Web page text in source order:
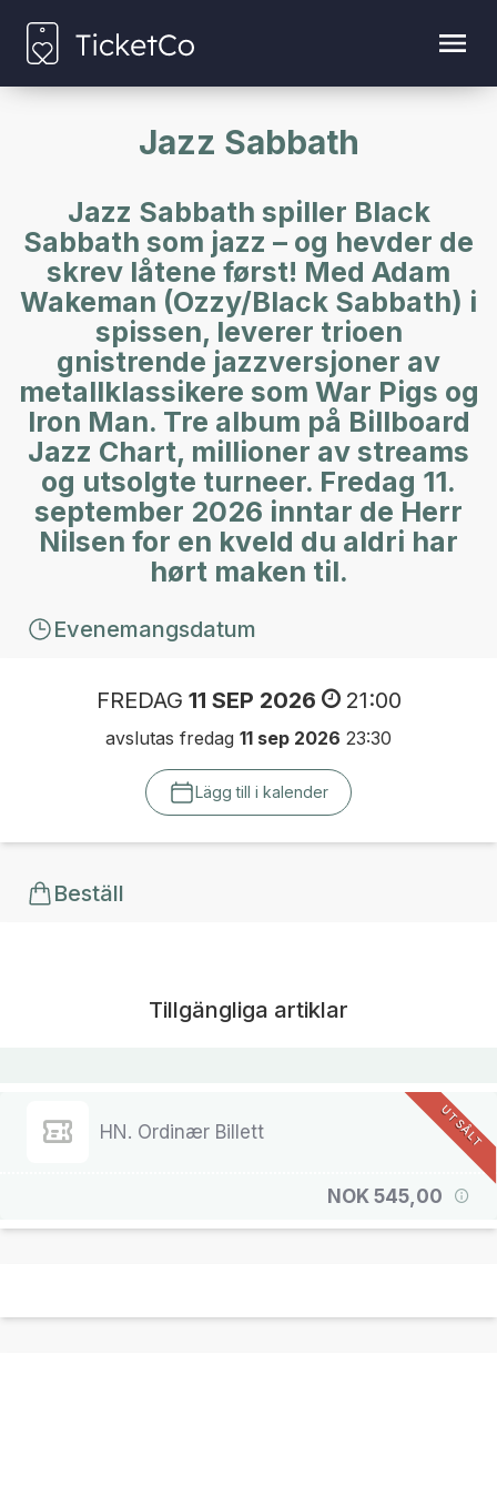
Jazz Sabbath
Jazz Sabbath spiller Black
Sabbath som jazz – og hevder de
skrev låtene først! Med Adam
Wakeman (Ozzy/Black Sabbath) i
spissen, leverer trioen
gnistrende jazzversjoner av
metallklassikere som War Pigs og
Iron Man. Tre album på Billboard
Jazz Chart, millioner av streams
og utsolgte turneer. Fredag 11.
september 2026 inntar de Herr
Nilsen for en kveld du aldri har
hørt maken til.
Evenemangsdatum
FREDAG 11 SEP 2026 21:00
avslutas fredag 11 sep 2026 23:30
Lägg till i kalender
Beställ
Tillgängliga artiklar
HN. Ordinær Billett
NOK 545,00
UTSÅLT